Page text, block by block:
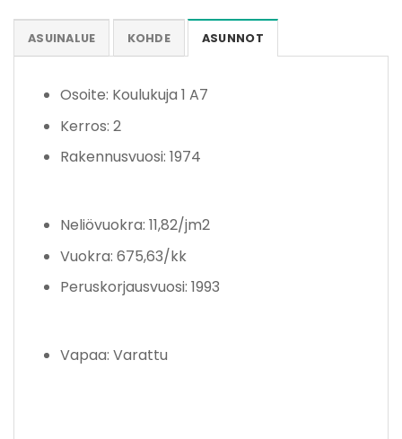
ASUINALUE KOHDE ASUNNOT
Osoite: Koulukuja 1 A7
Kerros: 2
Rakennusvuosi: 1974
Neliövuokra: 11,82/jm2
Vuokra: 675,63/kk
Peruskorjausvuosi: 1993
Vapaa: Varattu